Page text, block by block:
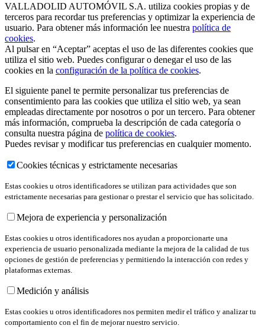
VALLADOLID AUTOMÓVIL S.A. utiliza cookies propias y de
terceros para recordar tus preferencias y optimizar la experiencia de
usuario. Para obtener más información lee nuestra política de
cookies.
Al pulsar en “Aceptar” aceptas el uso de las diferentes cookies que
utiliza el sitio web. Puedes configurar o denegar el uso de las
cookies en la configuración de la política de cookies.
El siguiente panel te permite personalizar tus preferencias de
consentimiento para las cookies que utiliza el sitio web, ya sean
empleadas directamente por nosotros o por un tercero. Para obtener
más información, comprueba la descripción de cada categoría o
consulta nuestra página de política de cookies.
Puedes revisar y modificar tus preferencias en cualquier momento.
Cookies técnicas y estrictamente necesarias
Estas cookies u otros identificadores se utilizan para actividades que son
estrictamente necesarias para gestionar o prestar el servicio que has solicitado.
Mejora de experiencia y personalización
Estas cookies u otros identificadores nos ayudan a proporcionarte una
experiencia de usuario personalizada mediante la mejora de la calidad de tus
opciones de gestión de preferencias y permitiendo la interacción con redes y
plataformas externas.
Medición y análisis
Estas cookies u otros identificadores nos permiten medir el tráfico y analizar tu
comportamiento con el fin de mejorar nuestro servicio.